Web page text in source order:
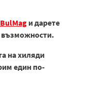
и дарете
възможности.
на хиляди
един по-